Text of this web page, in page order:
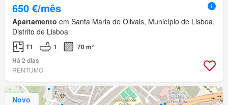
650 €/mês
Apartamento em Santa Maria de Olivais, Município de Lisboa,
Distrito de Lisboa
T1 1
70 m²
Há 2 dias
RENTUMO
Novo